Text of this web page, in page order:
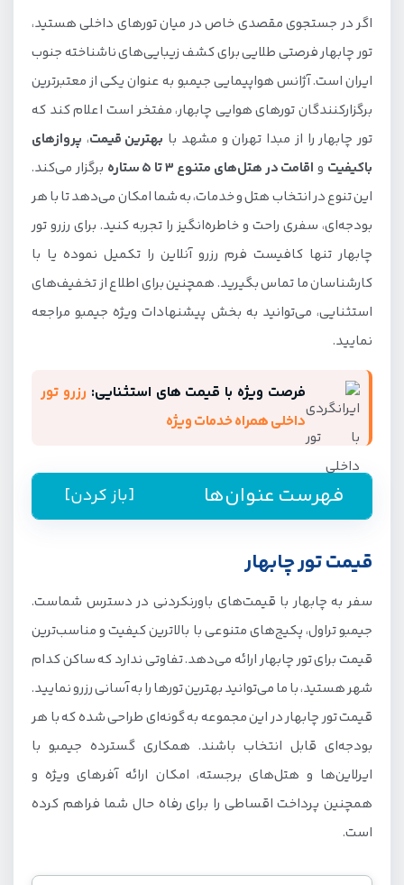
اگر در جستجوی مقصدی خاص در میان تورهای داخلی هستید،
تور چابهار فرصتی طلایی برای کشف زیبایی‌های ناشناخته جنوب
ایران است. آژانس هواپیمایی جیمبو به عنوان یکی از معتبرترین
برگزار‌کنندگان تورهای هوایی چابهار، مفتخر است اعلام کند که
تور چابهار را از مبدا تهران و مشهد با بهترین قیمت، پروازهای
باکیفیت و اقامت در هتل‌های متنوع 3 تا 5 ستاره
برگزار می‌کند.
این تنوع در انتخاب هتل و خدمات، به شما امکان می‌دهد تا با هر
بودجه‌ای، سفری راحت و خاطره‌انگیز را تجربه کنید. برای رزرو تور
چابهار تنها کافیست فرم رزرو آنلاین را تکمیل نموده یا با
کارشناسان ما تماس بگیرید. همچنین برای اطلاع از تخفیف‌های
استثنایی، می‌توانید به بخش پیشنهادات ویژه جیمبو مراجعه
نمایید.
فرصت ویژه با قیمت های استثنایی: رزرو تور
داخلی همراه خدمات ویژه
فهرست عنوان‌ها [باز کردن]
قیمت تور چابهار
تور لحظه آخری چابهار و پرداخت اقساطی
تور چابهار از مبدا تهران و مشهد در جیمبو تراول
سفر به چابهار با قطار یا هواپیما؟
بهترین زمان رزرو تور چابهار چه موقع است؟
بهترین هتل های تور چابهار
قیمت تور چابهار
سفر به چابهار با قیمت‌های باورنکردنی در دسترس شماست.
جیمبو تراول، پکیج‌های متنوعی با بالاترین کیفیت و مناسب‌ترین
قیمت برای تور چابهار ارائه می‌دهد. تفاوتی ندارد که ساکن کدام
شهر هستید، با ما می‌توانید بهترین تورها را به آسانی رزرو نمایید.
قیمت تور چابهار در این مجموعه به گونه‌ای طراحی شده که با هر
بودجه‌ای قابل انتخاب باشند. همکاری گسترده جیمبو با
ایرلاین‌ها و هتل‌های برجسته، امکان ارائه آفرهای ویژه و
همچنین پرداخت اقساطی را برای رفاه حال شما فراهم کرده
است.